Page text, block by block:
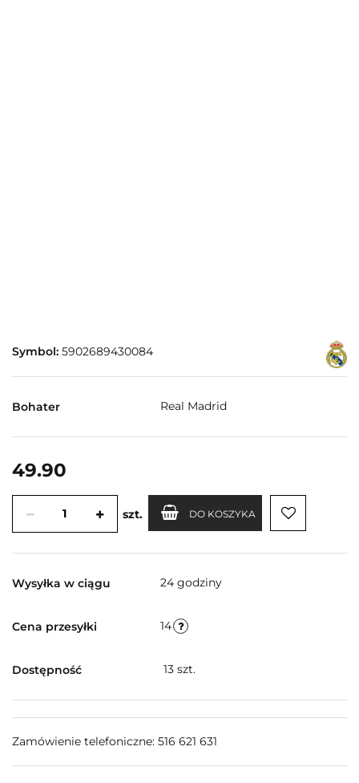
Symbol: 5902689430084
Bohater Real Madrid
49.90
szt. DO KOSZYKA
Wysyłka w ciągu 24 godziny
Cena przesyłki 14
Dostępność 13 szt.
Zamówienie telefoniczne: 516 621 631